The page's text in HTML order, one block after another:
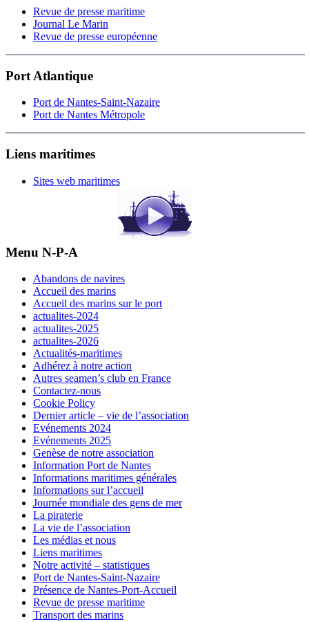
Revue de presse maritime
Journal Le Marin
Revue de presse européenne
Port Atlantique
Port de Nantes-Saint-Nazaire
Port de Nantes Métropole
Liens maritimes
Sites web maritimes
Menu N-P-A
Abandons de navires
Accueil des marins
Accueil des marins sur le port
actualites-2024
actualites-2025
actualites-2026
Actualités-maritimes
Adhérez à notre action
Autres seamen’s club en France
Contactez-nous
Cookie Policy
Dernier article – vie de l’association
Evénements 2024
Evénements 2025
Genèse de notre association
Information Port de Nantes
Informations maritimes générales
Informations sur l’accueil
Journée mondiale des gens de mer
La piraterie
La vie de l’association
Les médias et nous
Liens maritimes
Notre activité – statistiques
Port de Nantes-Saint-Nazaire
Présence de Nantes-Port-Accueil
Revue de presse maritime
Transport des marins